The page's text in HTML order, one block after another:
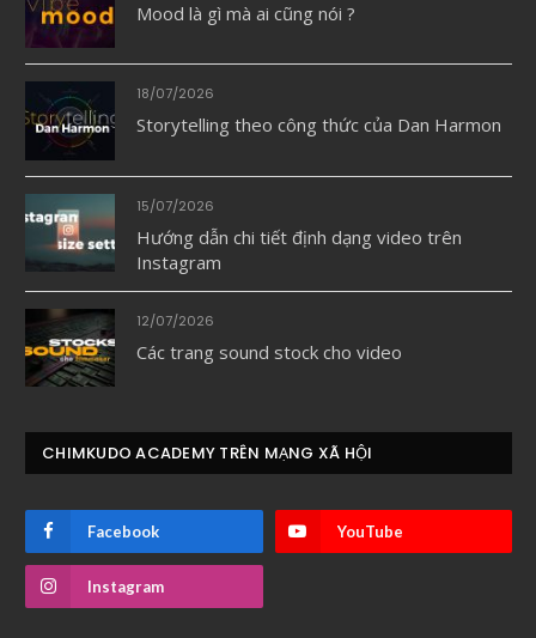
Mood là gì mà ai cũng nói ?
18/07/2026
Storytelling theo công thức của Dan Harmon
15/07/2026
Hướng dẫn chi tiết định dạng video trên
Instagram
12/07/2026
Các trang sound stock cho video
CHIMKUDO ACADEMY TRÊN MẠNG XÃ HỘI
Facebook YouTube
Instagram